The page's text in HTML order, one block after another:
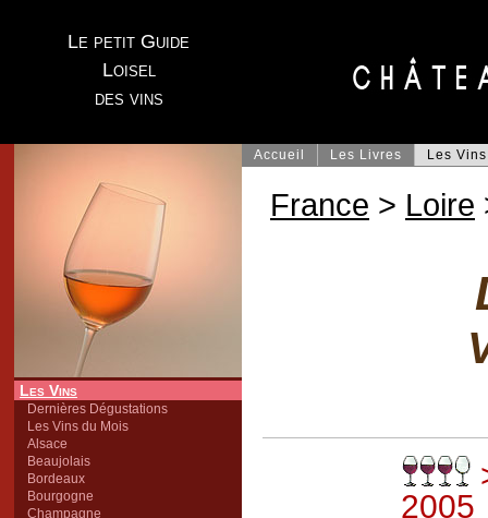
Le petit Guide
Loisel
des vins
Les Vins
Dernières Dégustations
Les Vins du Mois
Alsace
Beaujolais
Bordeaux
Bourgogne
Champagne
Accueil Les Livres Les Vins
France > Loire
2005